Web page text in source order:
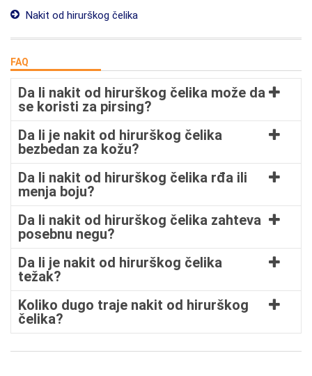
Nakit od hirurškog čelika
FAQ
Da li nakit od hirurškog čelika može da
se koristi za pirsing?
Da li je nakit od hirurškog čelika
bezbedan za kožu?
Da li nakit od hirurškog čelika rđa ili
menja boju?
Da li nakit od hirurškog čelika zahteva
posebnu negu?
Da li je nakit od hirurškog čelika
težak?
Koliko dugo traje nakit od hirurškog
čelika?